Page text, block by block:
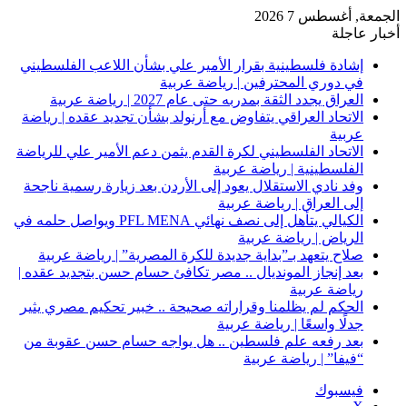
الجمعة, أغسطس 7 2026
أخبار عاجلة
إشادة فلسطينية بقرار الأمير علي بشأن اللاعب الفلسطيني
في دوري المحترفين | رياضة عربية
العراق يجدد الثقة بمدربه حتى عام 2027 | رياضة عربية
الاتحاد العراقي يتفاوض مع أرنولد بشأن تجديد عقده | رياضة
عربية
الاتحاد الفلسطيني لكرة القدم يثمن دعم الأمير علي للرياضة
الفلسطينية | رياضة عربية
وفد نادي الاستقلال يعود إلى الأردن بعد زيارة رسمية ناجحة
إلى العراق | رياضة عربية
الكيالي يتأهل إلى نصف نهائي PFL MENA ويواصل حلمه في
الرياض | رياضة عربية
صلاح يتعهد بـ”بداية جديدة للكرة المصرية” | رياضة عربية
بعد إنجاز المونديال .. مصر تكافئ حسام حسن بتجديد عقده |
رياضة عربية
الحكم لم يظلمنا وقراراته صحيحة .. خبير تحكيم مصري يثير
جدلًا واسعًا | رياضة عربية
بعد رفعه علم فلسطين .. هل يواجه حسام حسن عقوبة من
“فيفا” | رياضة عربية
فيسبوك